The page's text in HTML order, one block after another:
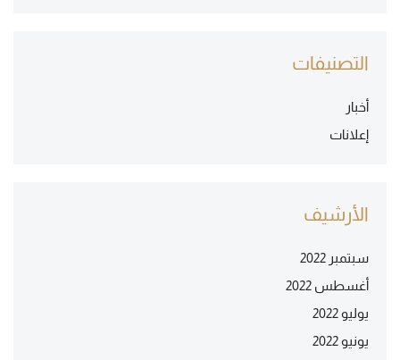
التصنيفات
أخبار
إعلانات
الأرشيف
سبتمبر 2022
أغسطس 2022
يوليو 2022
يونيو 2022